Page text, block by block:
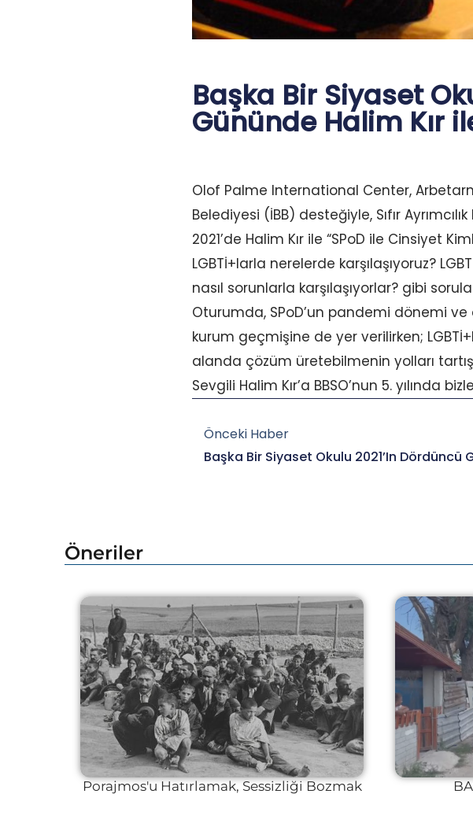
Başka Bir Siyaset
Gününde Halim Kır
Olof Palme International Center,
Belediyesi (İBB) desteğiyle, Sıfır
2021’de Halim Kır ile “SPoD ile Cinsiyet
LGBTİ+larla nerelerde karşılaşıyoruz?
nasıl sorunlarla karşılaşıyorlar? gibi
Oturumda, SPoD’un pandemi dönemi ve
kurum geçmişine de yer verilirken;
alanda çözüm üretebilmenin yolları
Sevgili Halim Kır’a BBSO’nun 5. yılında
Önceki Haber
Öneriler
Porajmos'u Hatırlamak, Sessizliği Bozmak